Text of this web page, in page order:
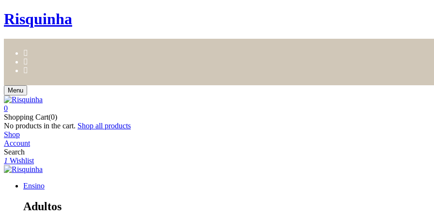
Risquinha
Menu
0
Shopping Cart(0)
No products in the cart. Shop all products
Shop
Account
Search
1 Wishlist
Ensino
Adultos